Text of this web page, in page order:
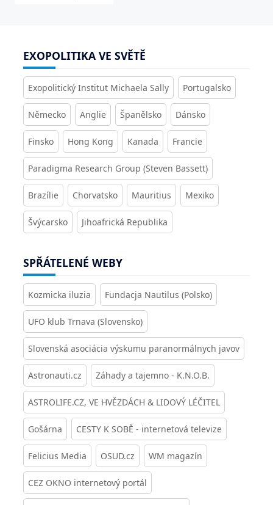
EXOPOLITIKA VE SVĚTĚ
Exopolitický Institut Michaela Sally Portugalsko
Německo Anglie Španělsko Dánsko
Finsko Hong Kong Kanada Francie
Paradigma Research Group (Steven Bassett)
Brazílie Chorvatsko Mauritius Mexiko
Švýcarsko Jihoafrická Republika
SPŘÁTELENÉ WEBY
Kozmicka iluzia Fundacja Nautilus (Polsko)
UFO klub Trnava (Slovensko)
Slovenská asociácia výskumu paranormálnych javov
Astronauti.cz Záhady a tajemno - K.N.O.B.
ASTROLIFE.CZ, VE HVĚZDÁCH & LIDOVÝ LÉČITEL
Gošárna CESTY K SOBĚ - internetová televize
Felicius Media OSUD.cz WM magazín
CEZ OKNO internetový portál